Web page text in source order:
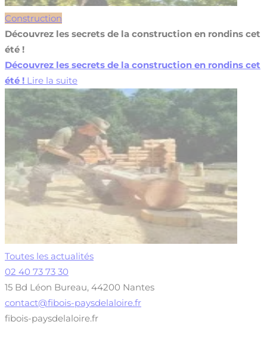
Construction
Découvrez les secrets de la construction en rondins cet
été !
Découvrez les secrets de la construction en rondins cet
été ! Lire la suite
Toutes les actualités
02 40 73 73 30
15 Bd Léon Bureau, 44200 Nantes
contact@fibois-paysdelaloire.fr
fibois-paysdelaloire.fr